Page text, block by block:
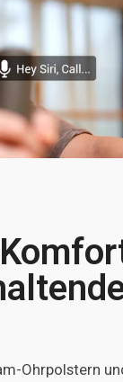
Ohrpolstern